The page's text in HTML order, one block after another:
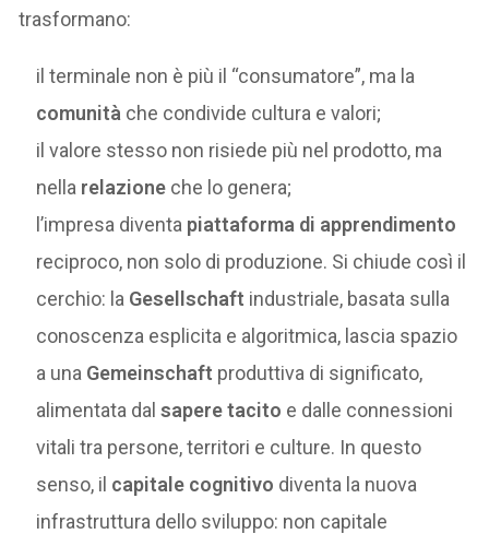
trasformano:
il terminale non è più il “consumatore”, ma la
comunità che condivide cultura e valori;
il valore stesso non risiede più nel prodotto, ma
nella relazione che lo genera;
l’impresa diventa piattaforma di apprendimento
reciproco, non solo di produzione. Si chiude così il
cerchio: la Gesellschaft industriale, basata sulla
conoscenza esplicita e algoritmica, lascia spazio
a una Gemeinschaft produttiva di significato,
alimentata dalsapere tacito e dalle connessioni
vitali tra persone, territori e culture. In questo
senso, il capitale cognitivo diventa la nuova
infrastruttura dello sviluppo: non capitale